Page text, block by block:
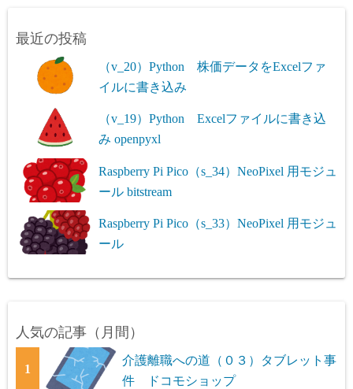
最近の投稿
（v_20）Python 株価データをExcelファ
イルに書き込み
（v_19）Python Excelファイルに書き込
み openpyxl
Raspberry Pi Pico（s_34）NeoPixel 用モジュ
ール bitstream
Raspberry Pi Pico（s_33）NeoPixel 用モジュ
ール
人気の記事（月間）
1
介護離職への道（０３）タブレット事
件 ドコモショップ